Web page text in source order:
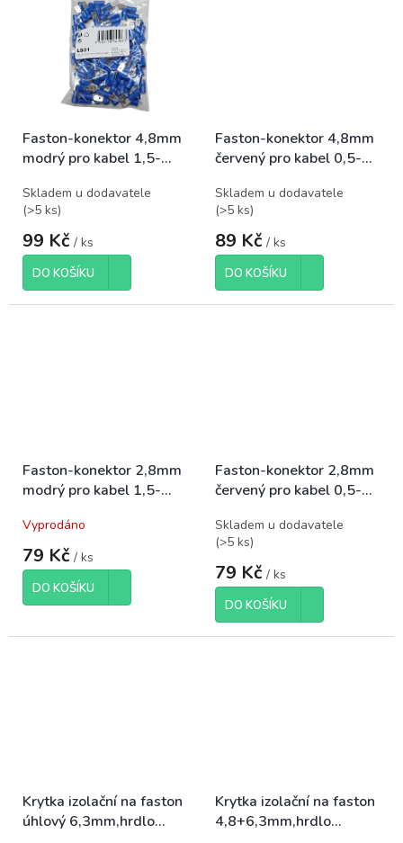
Faston-konektor 4,8mm
modrý pro kabel 1,5-
Skladem u dodavatele
(>5 ks)
99 Kč / ks
DO KOŠÍKU
Faston-konektor 4,8mm
červený pro kabel 0,5-
Skladem u dodavatele
(>5 ks)
89 Kč / ks
DO KOŠÍKU
Faston-konektor 2,8mm
modrý pro kabel 1,5-
Vyprodáno
79 Kč / ks
DO KOŠÍKU
Faston-konektor 2,8mm
červený pro kabel 0,5-
Skladem u dodavatele
(>5 ks)
79 Kč / ks
DO KOŠÍKU
Krytka izolační na faston
úhlový 6,3mm,hrdlo
Krytka izolační na faston
4,8+6,3mm,hrdlo